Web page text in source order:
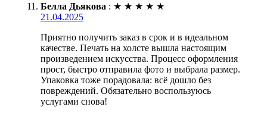
Белла Дьякова : ★ ★ ★ ★ ★
21.04.2025
Приятно получить заказ в срок и в идеальном
качестве. Печать на холсте вышла настоящим
произведением искусства. Процесс оформления
прост, быстро отправила фото и выбрала размер.
Упаковка тоже порадовала: всё дошло без
повреждений. Обязательно воспользуюсь
услугами снова!